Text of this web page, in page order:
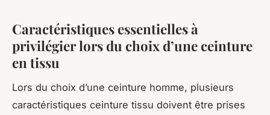
Caractéristiques essentielles à
privilégier lors du choix d’une ceinture
en tissu
Lors du choix d’une ceinture homme, plusieurs
caractéristiques ceinture tissu doivent être prises